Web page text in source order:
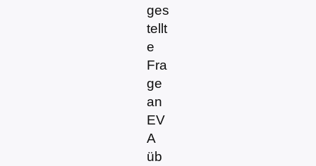
ges
tellt
e
Fra
ge
an
EV
A
üb